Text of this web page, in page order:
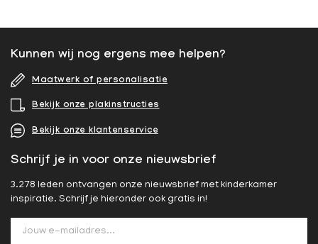
Kunnen wij nog ergens mee helpen?
Maatwerk of personalisatie
Bekijk onze plakinstructies
Bekijk onze klantenservice
Schrijf je in voor onze nieuwsbrief
3.278 leden ontvangen onze nieuwsbrief met kinderkamer
inspiratie. Schrijf je hieronder ook gratis in!